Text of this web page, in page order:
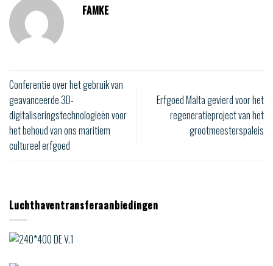
FAMKE
Conferentie over het gebruik van
geavanceerde 3D-
digitaliseringstechnologieën voor
het behoud van ons maritiem
cultureel erfgoed
Erfgoed Malta gevierd voor het
regeneratieproject van het
grootmeesterspaleis
Luchthaventransferaanbiedingen